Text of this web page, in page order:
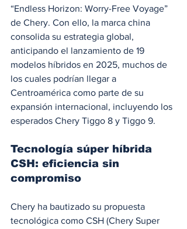
“Endless Horizon: Worry-Free Voyage”
de Chery. Con ello, la marca china
consolida su estrategia global,
anticipando el lanzamiento de 19
modelos híbridos en 2025, muchos de
los cuales podrían llegar a
Centroamérica como parte de su
expansión internacional, incluyendo los
esperados Chery Tiggo 8 y Tiggo 9.
Tecnología súper híbrida
CSH: eficiencia sin
compromiso
Chery ha bautizado su propuesta
tecnológica como CSH (Chery Super